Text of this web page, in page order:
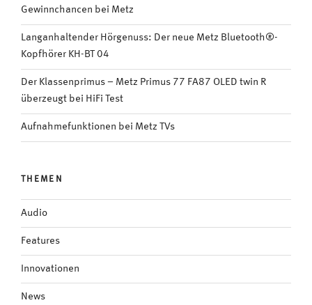
Gewinnchancen bei Metz
Langanhaltender Hörgenuss: Der neue Metz Bluetooth®-
Kopfhörer KH-BT 04
Der Klassenprimus – Metz Primus 77 FA87 OLED twin R
überzeugt bei HiFi Test
Aufnahmefunktionen bei Metz TVs
THEMEN
Audio
Features
Innovationen
News